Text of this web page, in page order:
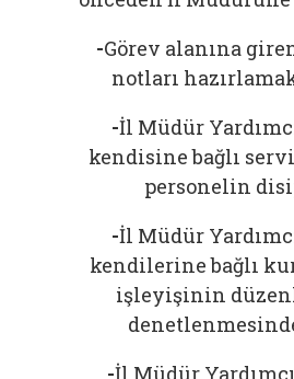
-Görev alanına
notları
-İl Müdür
kendisine bağlı
personelin
-İl Müdür
kendilerine bağlı
işleyişinin
-İl Müdür